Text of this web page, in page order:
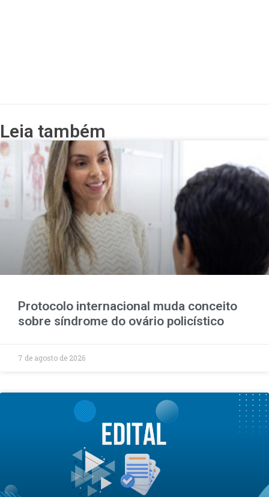
Leia também
Protocolo internacional muda conceito
sobre síndrome do ovário policístico
7 de agosto de 2026